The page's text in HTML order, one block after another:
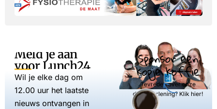
Meld je aan
voor Lunch24
Wil je elke dag om
12.00 uur het laatste
nieuws ontvangen in
Sponsor een
kopje koffie
Tevreden over onze
dienstverlening? Klik hier!